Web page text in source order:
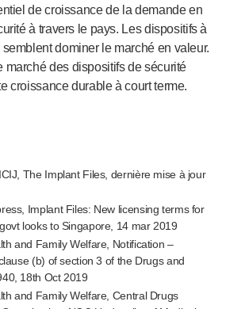
de croissance de la demande en
à travers le pays. Les dispositifs à
dominer le marché en valeur.
marché des dispositifs de sécurité
croissance durable à court terme.
The Implant Files, dernière mise à jour
Implant Files: New licensing terms for
looks to Singapore, 14 mar 2019
and Family Welfare, Notification –
(b) of section 3 of the Drugs and
18th Oct 2019
and Family Welfare, Central Drugs